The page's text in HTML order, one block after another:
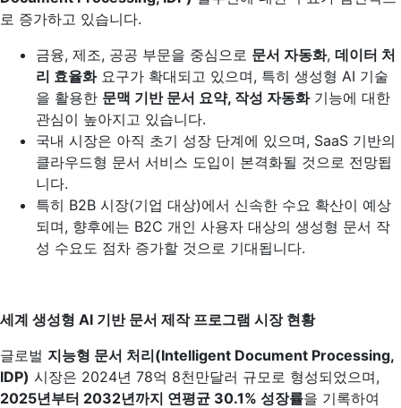
로 증가하고 있습니다.
금융, 제조, 공공 부문을 중심으로 문서 자동화, 데이터 처
리 효율화요구가 확대되고 있으며, 특히 생성형 AI 기술
을 활용한 문맥 기반 문서 요약, 작성 자동화기능에 대한
관심이 높아지고 있습니다.
국내 시장은 아직 초기 성장 단계에 있으며, SaaS 기반의
클라우드형 문서 서비스 도입이 본격화될 것으로 전망됩
니다.
특히 B2B 시장(기업 대상)에서 신속한 수요 확산이 예상
되며, 향후에는 B2C 개인 사용자 대상의 생성형 문서 작
성 수요도 점차 증가할 것으로 기대됩니다.
세계 생성형 AI 기반 문서 제작 프로그램 시장 현황
글로벌 지능형 문서 처리(Intelligent Document Processing,
IDP) 시장은 2024년 78억 8천만달러 규모로 형성되었으며,
2025년부터 2032년까지 연평균 30.1% 성장률을 기록하여